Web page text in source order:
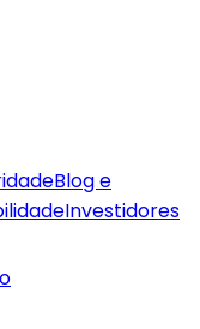
Blog e
Investidores